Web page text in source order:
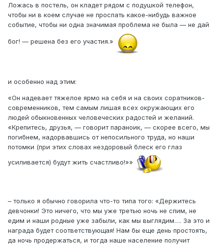
Ложась в постель, он кладет рядом с подушкой телефон,
чтобы ни в коем случае не проспать какое-нибудь важное
событие, чтобы ни одна значимая проблема не была — не дай
бог! — решена без его участия.»
и особенно над этим:
«Он надевает тяжелое ярмо на себя и на своих соратников-
современников, тем самым лишая всех окружающих его
людей обыкновенных человеческих радостей и желаний.
«Крепитесь, друзья, — говорит параноик, — скорее всего, мы
погибнем, надорвавшись от непосильного труда, но наши
потомки (при этих словах нездоровый блеск его глаз
усиливается) будут жить счастливо!»»
– только я обычно говорила что-то типа того: «Держитесь
девчонки! Это ничего, что мы уже третью ночь не спим, не
едим и наши родные уже забыли, как мы выглядим…. За это и
награда будет соответствующая! Нам бы еще день простоять,
да ночь продержаться, и тогда наше население получит